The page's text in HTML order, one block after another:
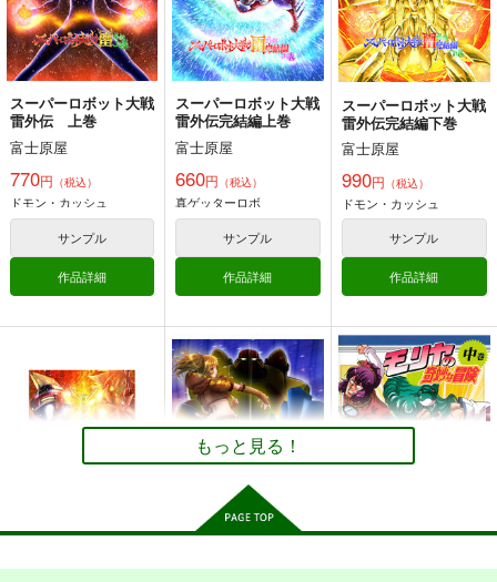
ドモン・カッシュ
マーズ
ビッグファイア
サンプル
スーパーロボット大戦
雷外伝 上巻
富士原屋
770円 （税込）
ドモン・カッシュ
サンプル
作品詳細
スーパーロボット大戦
雷外伝完結編上巻
富士原屋
660円 （税込）
真ゲッターロボ
サンプル
作品詳細
スーパーロボット大戦
雷外伝完結編下巻
富士原屋
990円 （税込）
ドモン・カッシュ
サンプル
作品詳細
スーパーロボット大戦
勇者ミオの冒険 外
モリヤの奇妙な冒
もっと見る！